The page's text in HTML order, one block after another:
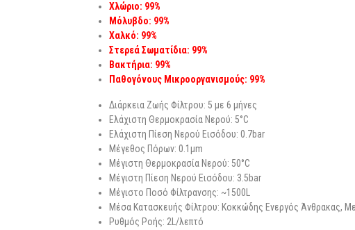
Χλώριο: 99%
Μόλυβδο: 99%
Χαλκό: 99%
Στερεά Σωματίδια: 99%
Βακτήρια: 99%
Παθογόνους Μικροοργανισμούς: 99%
Διάρκεια Ζωής Φίλτρου: 5 με 6 μήνες
Ελάχιστη Θερμοκρασία Νερού: 5°C
Ελάχιστη Πίεση Νερού Εισόδου: 0.7bar
Μέγεθος Πόρων: 0.1μm
Μέγιστη Θερμοκρασία Νερού: 50°C
Μέγιστη Πίεση Νερού Εισόδου: 3.5bar
Μέγιστο Ποσό Φίλτρανσης: ~1500L
Μέσα Κατασκευής Φίλτρου: Κοκκώδης Ενεργός Άνθρακας,
Ρυθμός Ροής: 2L/λεπτό